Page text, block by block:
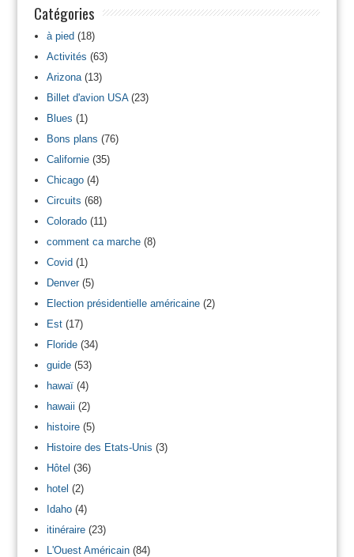
Catégories
à pied(18)
Activités (63)
Arizona(13)
Billet d'avion USA(23)
Blues (1)
Bons plans (76)
Californie(35)
Chicago(4)
Circuits (68)
Colorado(11)
comment ca marche(8)
Covid(1)
Denver(5)
Election présidentielle américaine(2)
Est(17)
Floride(34)
guide(53)
hawaï(4)
hawaii (2)
histoire(5)
Histoire des Etats-Unis (3)
Hôtel (36)
hotel (2)
Idaho(4)
itinéraire(23)
L'Ouest Américain(84)